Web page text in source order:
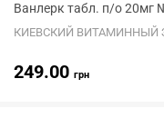
Ванлерк табл. п/о 20мг
КИЕВСКИЙ ВИТАМИННЫЙ
249.00 грн